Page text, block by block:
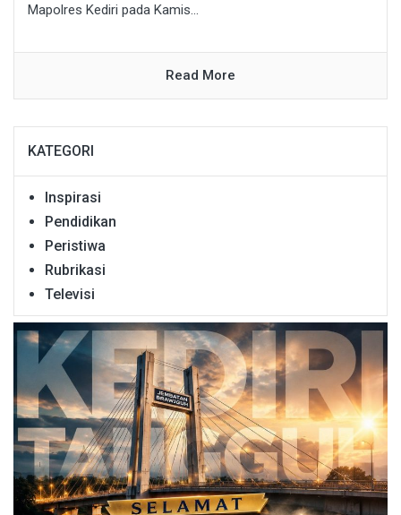
Mapolres Kediri pada Kamis...
Read More
KATEGORI
Inspirasi
Pendidikan
Peristiwa
Rubrikasi
Televisi